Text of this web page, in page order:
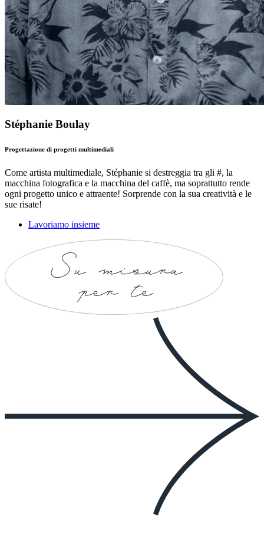
Stéphanie Boulay
Progettazione di progetti multimediali
Come artista multimediale, Stéphanie si destreggia tra gli #, la
macchina fotografica e la macchina del caffè, ma soprattutto rende
ogni progetto unico e attraente! Sorprende con la sua creatività e le
sue risate!
Lavoriamo insieme